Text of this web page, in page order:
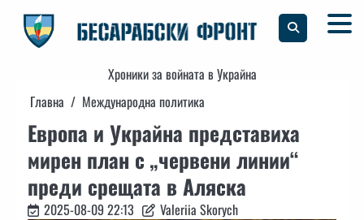
content
Хроники за войната в Украйна
Главна
Международна политика
Европа и Украйна представиха
мирен план с „червени линии“
преди срещата в Аляска
2025-08-09 22:13 Valeriia Skorych